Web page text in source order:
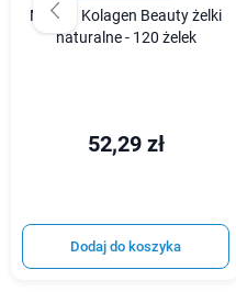
MyVita Kolagen Beauty żelki
naturalne - 120 żelek
52,29 zł
Dodaj do koszyka